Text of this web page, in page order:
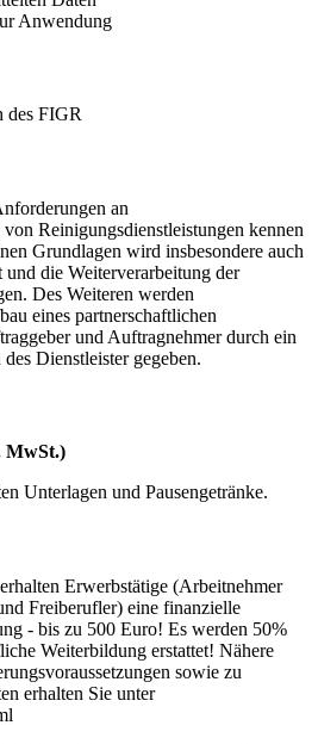
Anwendung
des FIGR
an
Reinigungsdienstleistungen kennen
Grundlagen wird insbesondere auch
die Weiterverarbeitung der
Des Weiteren werden
eines partnerschaftlichen
und Auftragnehmer durch ein
Dienstleister gegeben.
MwSt.)
Unterlagen und Pausengetränke.
Erwerbstätige (Arbeitnehmer
Freiberufler) eine finanzielle
- bis zu 500 Euro! Es werden 50%
Weiterbildung erstattet! Nähere
sowie zu
erhalten Sie unter